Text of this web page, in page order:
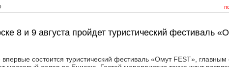
8 и 9 августа пройдет туристический фестиваль
впервые состоится туристический фестиваль «Омут FEST»,